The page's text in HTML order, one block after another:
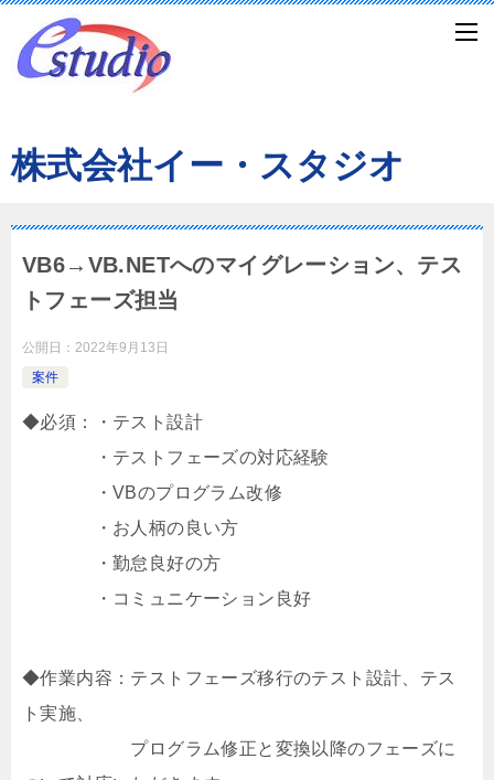
株式会社イー・スタジオ
VB6→VB.NETへのマイグレーション、テス
トフェーズ担当
公開日： 2022年9月13日
案件
◆必須：・テスト設計
・テストフェーズの対応経験
・VBのプログラム改修
・お人柄の良い方
・勤怠良好の方
・コミュニケーション良好
◆作業内容：テストフェーズ移行のテスト設計、テス
ト実施、
プログラム修正と変換以降のフェーズに